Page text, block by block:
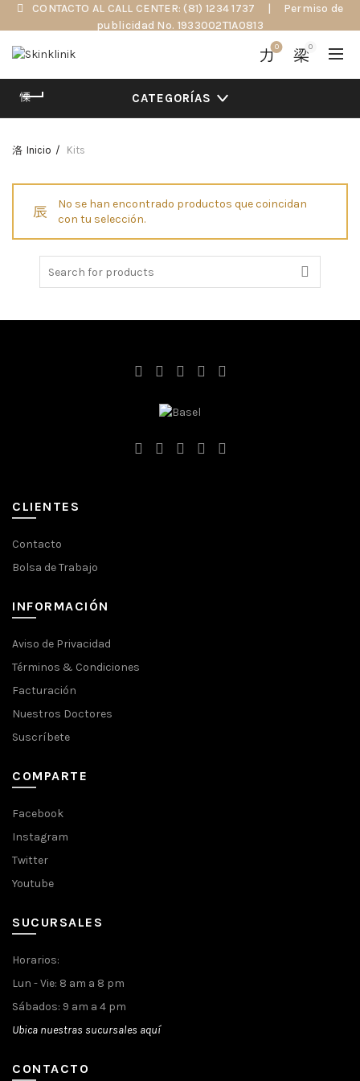
CONTACTO AL CALL CENTER: (81) 1234 1737 |
Permiso de
publicidad No. 1933002T1A0813
0 0
CATEGORÍAS
Inicio Kits
No se han encontrado productos que coincidan
con tu selección.
CLIENTES
Contacto
Bolsa de Trabajo
INFORMACIÓN
Aviso de Privacidad
Términos & Condiciones
Facturación
Nuestros Doctores
Suscríbete
COMPARTE
Facebook
Instagram
Twitter
Youtube
SUCURSALES
Horarios:
Lun - Vie: 8 am a 8 pm
Sábados: 9 am a 4 pm
Ubica nuestras sucursales aquí
CONTACTO